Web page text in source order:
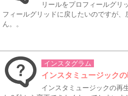
リールをプロフィールグリ
フィールグリッドに戻したいのですが
ん。。
インスタグラム
インスタミュージック
インスタミュージックの再